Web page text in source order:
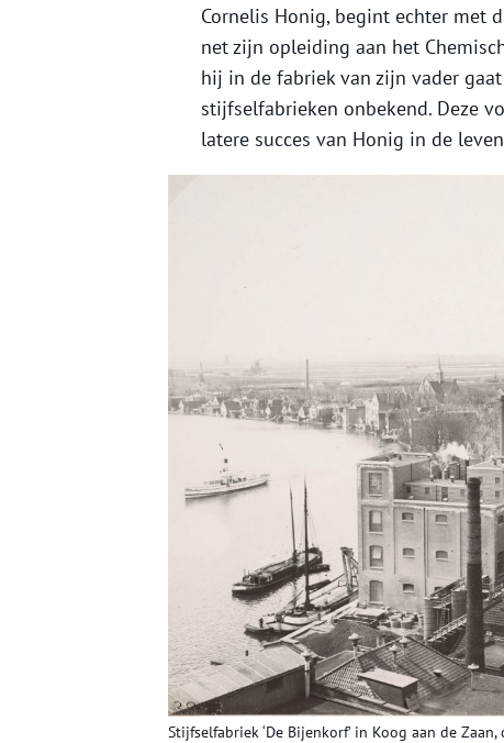
Cornelis Honig, begint echter met
net zijn opleiding aan het
hij in de fabriek van zijn vader
stijfselfabrieken onbekend. Deze
latere succes van Honig in de
Stijfselfabriek ‘De Bijenkorf’ in Koog aan de